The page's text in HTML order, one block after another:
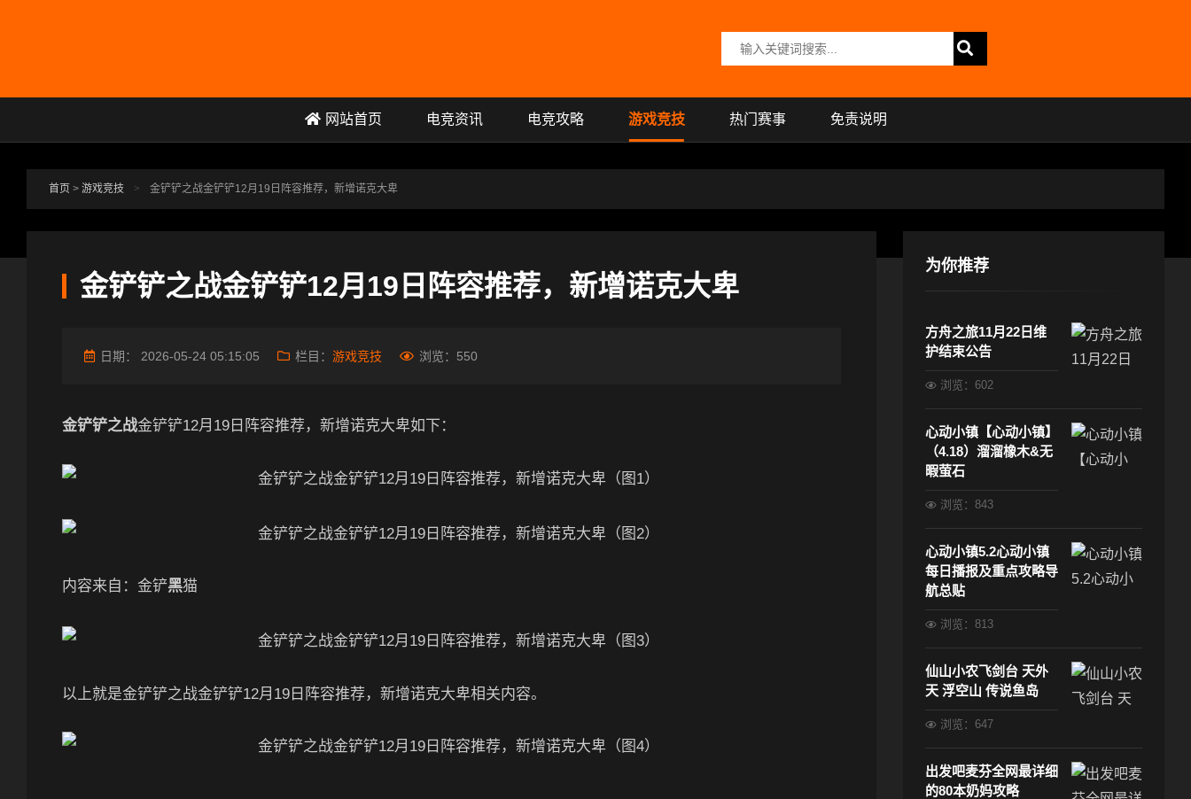
搜索关键词
网站首页 电竞资讯 电竞攻略 游戏竞技 热门赛事 免责说明
首页 > 游戏竞技 > 金铲铲之战金铲铲12月19日阵容推荐，新增诺克大卑
金铲铲之战金铲铲12月19日阵容推荐，新增诺克大卑
日期： 2026-05-24 05:15:05 栏目： 游戏竞技 浏览： 550
金铲铲之战金铲铲12月19日阵容推荐，新增诺克大卑如下：
内容来自：金铲黑猫
以上就是金铲铲之战金铲铲12月19日阵容推荐，新增诺克大卑相关内容。
为你推荐
方舟之旅11月22日维
护结束公告
浏览：602
心动小镇【心动小镇】
（4.18）溜溜橡木&无
暇萤石
浏览：843
心动小镇5.2心动小镇
每日播报及重点攻略导
航总贴
浏览：813
仙山小农飞剑台 天外
天 浮空山 传说鱼岛
浏览：647
出发吧麦芬全网最详细
的80本奶妈攻略